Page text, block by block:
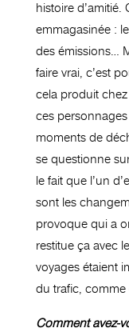
histoire d’amitié.
emmagasinée :
des émissions…
faire vrai, c’est
cela produit
ces
moments de
se questionne
le fait que l’un
sont les
provoque qui a
restitue ça avec
voyages étaient
du trafic, comme
Comment avez-